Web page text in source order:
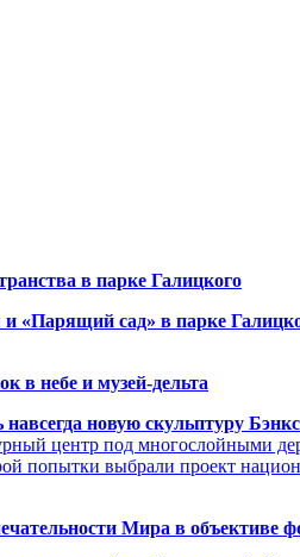
в парке Галицкого
«Парящий сад» в парке
в небе и музей-дельта
новую скульптуру
центр под многослойными
попытки выбрали проект
Мира в объективе